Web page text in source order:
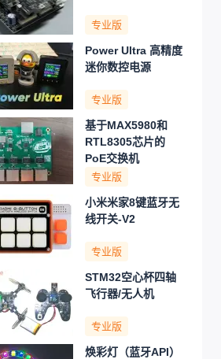
专业版
Power Ultra 高精度
迷你数控电源
专业版
基于MAX5980和
RTL8305芯片的
PoE交换机
专业版
小米米家8键蓝牙无
线开关-V2
专业版
STM32空心杯四轴
飞行器/无人机
专业版
焕彩灯（蓝牙API）